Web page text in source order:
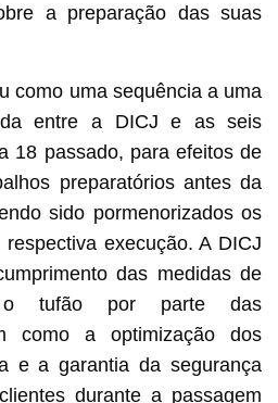
a preparação das suas
como uma sequência a uma
entre a DICJ e as seis
18 passado, para efeitos de
preparatórios antes da
sido pormenorizados os
execução. A DICJ
das medidas de
o tufão por parte das
como a optimização dos
e a garantia da segurança
durante a passagem